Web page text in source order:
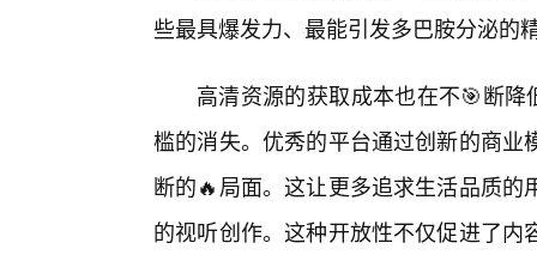
些最具爆发力、最能引发多巴胺分泌的
高清资源的获取成本也在不🎯断降
槛的消失。优秀的平台通过创新的商
断的🔥局面。这让更多追求生活品质
的视听创作。这种开放性不仅促进了